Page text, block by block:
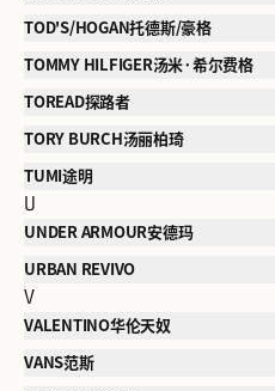
TOD'S/HOGAN托德斯/豪格
TOMMY HILFIGER汤米·希尔费格
TOREAD探路者
TORY BURCH汤丽柏琦
TUMI途明
U
UNDER ARMOUR安德玛
URBAN REVIVO
V
VALENTINO华伦天奴
VANS范斯